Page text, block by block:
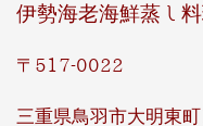
伊勢海老海鮮蒸し
〒517-0022
三重県鳥羽市大明東